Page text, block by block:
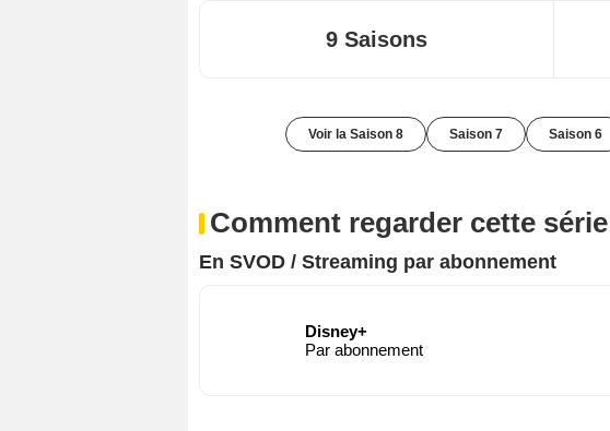
9 Saisons
Voir la Saison 8 Saison 7 Saison 6
Comment regarder cette série
En SVOD / Streaming par abonnement
Disney+
Par abonnement